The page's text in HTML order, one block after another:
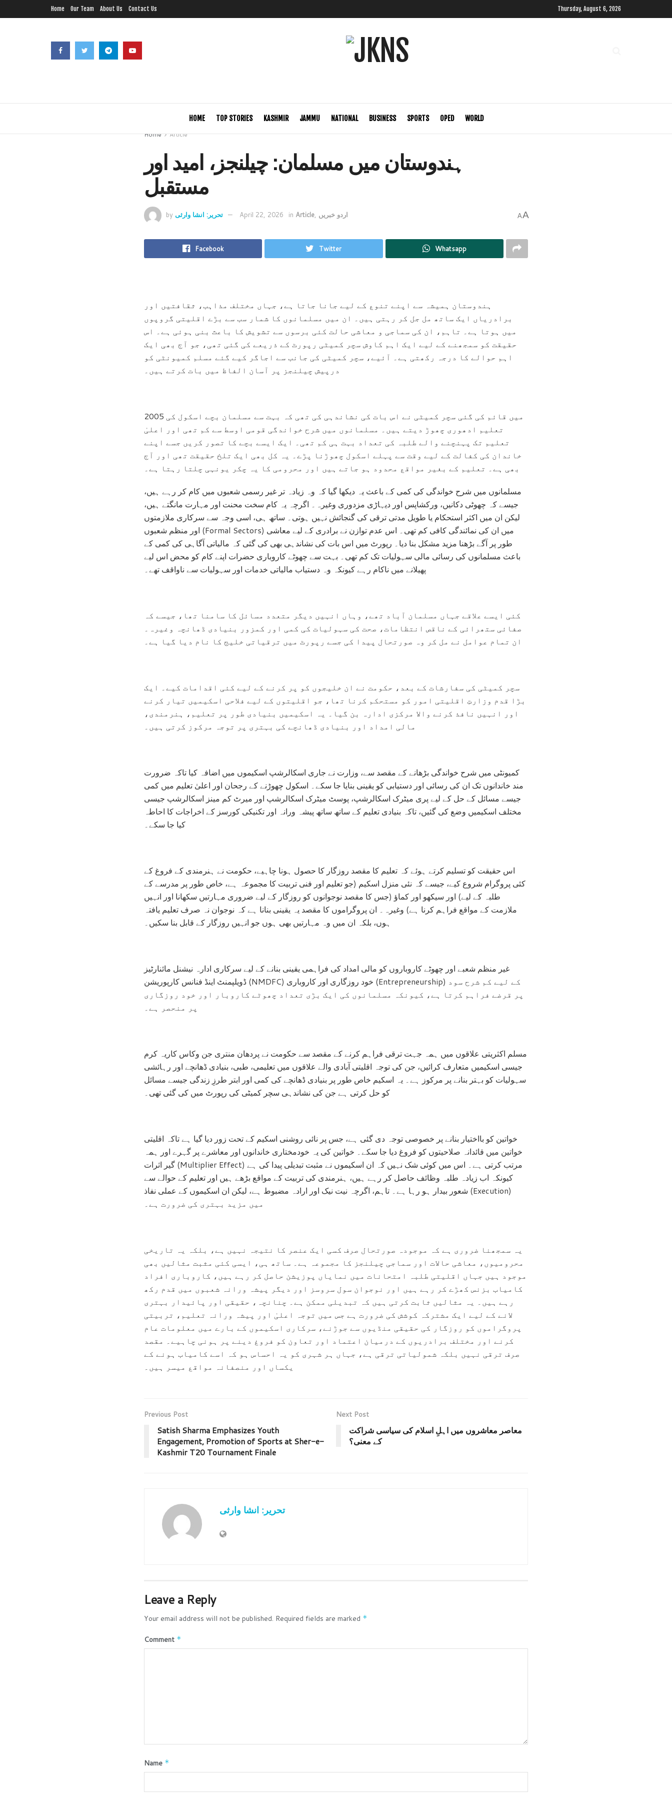
Home Our Team About Us Contact Us Thursday, August 6, 2026
HOME TOP STORIES KASHMIR JAMMU NATIONAL BUSINESS SPORTS OPED
WORLD
Home
Article
ہندوستان میں مسلمان: چیلنجز، امید اور
مستقبل
by تحریر: انشا وارثی April 22, 2026 in Article, اردو خبریں AA
Facebook Twitter Whatsapp
ہندوستان ہمیشہ سے اپنے تنوع کے لیے جانا جاتا ہے، جہاں مختلف مذاہب، ثقافتیں اور
برادریاں ایک ساتھ مل جل کر رہتی ہیں۔ ان میں مسلمانوں کا شمار سب سے بڑے اقلیتی گروپوں
میں ہوتا ہے۔ تاہم، ان کی سماجی و معاشی حالت کئی برسوں سے تشویش کا باعث بنی ہوئی ہے۔ اس
حقیقت کو سمجھنے کے لیے ایک اہم کاوش سچر کمیٹی رپورٹ کے ذریعے کی گئی تھی، جو آج بھی ایک
اہم حوالے کا درجہ رکھتی ہے۔ آئیے، سچر کمیٹی کی جانب سے اجاگر کیے گئے مسلم کمیونٹی کو
درپیش چیلنجز پر آسان الفاظ میں بات کرتے ہیں۔
2005 میں قائم کی گئی سچر کمیٹی نے اس بات کی نشاندہی کی تھی کہ بہت سے مسلمان بچے اسکول کی
تعلیم ادھوری چھوڑ دیتے ہیں۔ مسلمانوں میں شرح خواندگی قومی اوسط سے کم تھی اور اعلیٰ
تعلیم تک پہنچنے والے طلبہ کی تعداد بہت ہی کم تھی۔ ایک ایسے بچے کا تصور کریں جسے اپنے
خاندان کی کفالت کے لیے وقت سے پہلے اسکول چھوڑنا پڑے۔ یہ کل بھی ایک تلخ حقیقت تھی اور آج
بھی ہے۔ تعلیم کے بغیر مواقع محدود ہو جاتے ہیں اور محرومی کا یہ چکر یونہی چلتا رہتا ہے۔
مسلمانوں میں شرح خواندگی کی کمی کے باعث یہ دیکھا گیا کہ وہ زیادہ تر غیر رسمی شعبوں میں کام کر رہے ہیں،
جیسے کہ چھوٹی دکانیں، ورکشاپس اور دیہاڑی مزدوری وغیرہ۔ اگرچہ یہ کام سخت محنت اور مہارت مانگتے ہیں،
لیکن ان میں اکثر استحکام یا طویل مدتی ترقی کی گنجائش نہیں ہوتی۔ ساتھ ہی، اسی وجہ سے سرکاری ملازمتوں
اور منظم شعبوں (Formal Sectors) میں ان کی نمائندگی کافی کم تھی۔ اس عدم توازن نے برادری کے لیے معاشی
طور پر آگے بڑھنا مزید مشکل بنا دیا۔ رپورٹ میں اس بات کی نشاندہی بھی کی گئی کہ مالیاتی آگاہی کی کمی کے
باعث مسلمانوں کی رسائی مالی سہولیات تک کم تھی۔ بہت سے چھوٹے کاروباری حضرات اپنے کام کو محض اس لیے
پھیلانے میں ناکام رہے کیونکہ وہ دستیاب مالیاتی خدمات اور سہولیات سے ناواقف تھے۔
کئی ایسے علاقے جہاں مسلمان آباد تھے، وہاں انہیں دیگر متعدد مسائل کا سامنا تھا، جیسے کہ
صفائی ستھرائی کے ناقص انتظامات، صحت کی سہولیات کی کمی اور کمزور بنیادی ڈھانچہ وغیرہ۔
ان تمام عوامل نے مل کر وہ صورتحال پیدا کی جسے رپورٹ میں ترقیاتی خلیج کا نام دیا گیا ہے۔
سچر کمیٹی کی سفارشات کے بعد، حکومت نے ان خلیجوں کو پر کرنے کے لیے کئی اقدامات کیے۔ ایک
بڑا قدم وزارتِ اقلیتی امور کو مستحکم کرنا تھا، جو اقلیتوں کے لیے فلاحی اسکیمیں تیار کرنے
اور انہیں نافذ کرنے والا مرکزی ادارہ بن گیا۔ یہ اسکیمیں بنیادی طور پر تعلیم، ہنرمندی،
مالی امداد اور بنیادی ڈھانچے کی بہتری پر توجہ مرکوز کرتی ہیں۔
کمیونٹی میں شرح خواندگی بڑھانے کے مقصد سے، وزارت نے جاری اسکالرشپ اسکیموں میں اضافہ کیا تاکہ ضرورت
مند خاندانوں تک ان کی رسائی اور دستیابی کو یقینی بنایا جا سکے۔ اسکول چھوڑنے کے رجحان اور اعلیٰ تعلیم میں کمی
جیسے مسائل کے حل کے لیے پری میٹرک اسکالرشپ، پوسٹ میٹرک اسکالرشپ اور میرٹ کم مینز اسکالرشپ جیسی
مختلف اسکیمیں وضع کی گئیں، تاکہ بنیادی تعلیم کے ساتھ ساتھ پیشہ ورانہ اور تکنیکی کورسز کے اخراجات کا احاطہ
کیا جا سکے۔
اس حقیقت کو تسلیم کرتے ہوئے کہ تعلیم کا مقصد روزگار کا حصول ہونا چاہیے، حکومت نے ہنرمندی کے فروغ کے
کئی پروگرام شروع کیے، جیسے کہ نئی منزل اسکیم (جو تعلیم اور فنی تربیت کا مجموعہ ہے، خاص طور پر مدرسے کے
طلبہ کے لیے) اور سیکھو اور کماؤ (جس کا مقصد نوجوانوں کو روزگار کے لیے ضروری مہارتیں سکھانا اور انہیں
ملازمت کے مواقع فراہم کرنا ہے) وغیرہ۔ ان پروگراموں کا مقصد یہ یقینی بنانا ہے کہ نوجوان نہ صرف تعلیم یافتہ
ہوں، بلکہ ان میں وہ مہارتیں بھی ہوں جو انہیں روزگار کے قابل بنا سکیں۔
غیر منظم شعبے اور چھوٹے کاروباروں کو مالی امداد کی فراہمی یقینی بنانے کے لیے سرکاری ادارہ نیشنل مائنارٹیز
ڈویلپمنٹ اینڈ فنانس کارپوریشن (NMDFC) خود روزگاری اور کاروباری (Entrepreneurship) کے لیے کم شرح سود
پر قرضے فراہم کرتا ہے، کیونکہ مسلمانوں کی ایک بڑی تعداد چھوٹے کاروبار اور خود روزگاری
پر منحصر ہے۔
مسلم اکثریتی علاقوں میں ہمہ جہت ترقی فراہم کرنے کے مقصد سے حکومت نے پردھان منتری جن وکاس کاریہ کرم
جیسی اسکیمیں متعارف کرائیں، جن کی توجہ اقلیتی آبادی والے علاقوں میں تعلیمی، طبی، بنیادی ڈھانچے اور رہائشی
سہولیات کو بہتر بنانے پر مرکوز ہے۔ یہ اسکیم خاص طور پر بنیادی ڈھانچے کی کمی اور ابتر طرزِ زندگی جیسے مسائل
کو حل کرتی ہے جن کی نشاندہی سچر کمیٹی کی رپورٹ میں کی گئی تھی۔
خواتین کو بااختیار بنانے پر خصوصی توجہ دی گئی ہے، جس پر نائی روشنی اسکیم کے تحت زور دیا گیا ہے تاکہ اقلیتی
خواتین میں قائدانہ صلاحیتوں کو فروغ دیا جا سکے۔ خواتین کی یہ خودمختاری خاندانوں اور معاشرے پر گہرے اور ہمہ
گیر اثرات (Multiplier Effect) مرتب کرتی ہے۔ اس میں کوئی شک نہیں کہ ان اسکیموں نے مثبت تبدیلی پیدا کی ہے
کیونکہ اب زیادہ طلبہ وظائف حاصل کر رہے ہیں، ہنرمندی کی تربیت کے مواقع بڑھے ہیں اور تعلیم کے حوالے سے
شعور بیدار ہو رہا ہے۔ تاہم، اگرچہ نیت نیک اور ارادہ مضبوط ہے، لیکن ان اسکیموں کے عملی نفاذ (Execution)
میں مزید بہتری کی ضرورت ہے۔
یہ سمجھنا ضروری ہے کہ موجودہ صورتحال صرف کسی ایک عنصر کا نتیجہ نہیں ہے، بلکہ یہ تاریخی
محرومیوں، معاشی حالات اور سماجی چیلنجز کا مجموعہ ہے۔ ساتھ ہی، ایسی کئی مثبت مثالیں بھی
موجود ہیں جہاں اقلیتی طلبہ امتحانات میں نمایاں پوزیشن حاصل کر رہے ہیں، کاروباری افراد
کامیاب بزنس کھڑے کر رہے ہیں اور نوجوان سول سروسز اور دیگر پیشہ ورانہ شعبوں میں قدم رکھ
رہے ہیں۔ یہ مثالیں ثابت کرتی ہیں کہ تبدیلی ممکن ہے۔ چنانچہ، حقیقی اور پائیدار بہتری
لانے کے لیے ایک مشترکہ کوشش کی ضرورت ہے جس میں توجہ اعلیٰ اور پیشہ ورانہ تعلیم، تربیتی
پروگراموں کو روزگار کی حقیقی منڈیوں سے جوڑنے، سرکاری اسکیموں کے بارے میں معلومات عام
کرنے اور مختلف برادریوں کے درمیان اعتماد اور تعاون کو فروغ دینے پر ہونی چاہیے۔ مقصد
صرف ترقی نہیں بلکہ شمولیاتی ترقی ہے، جہاں ہر شہری کو یہ احساس ہو کہ اسے کامیاب ہونے کے
یکساں اور منصفانہ مواقع میسر ہیں۔
Previous Post
Satish Sharma Emphasizes Youth
Engagement, Promotion of Sports at Sher-e-
Kashmir T20 Tournament Finale
Next Post
معاصر معاشروں میں اہلِ اسلام کی سیاسی شراکت
کے معنی؟
تحریر: انشا وارثی
Leave a Reply
Your email address will not be published. Required fields are marked *
Comment *
Name *